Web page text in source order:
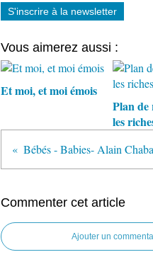
S'inscrire à la newsletter
Vous aimerez aussi :
Et moi, et moi émois
Plan de
les
Bébés - Babies- Alain
Commenter cet article
Ajouter un